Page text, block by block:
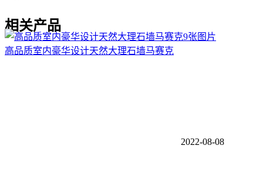
相关产品
9张图片
高品质室内豪华设计天然大理石墙马赛克
2022-08-08